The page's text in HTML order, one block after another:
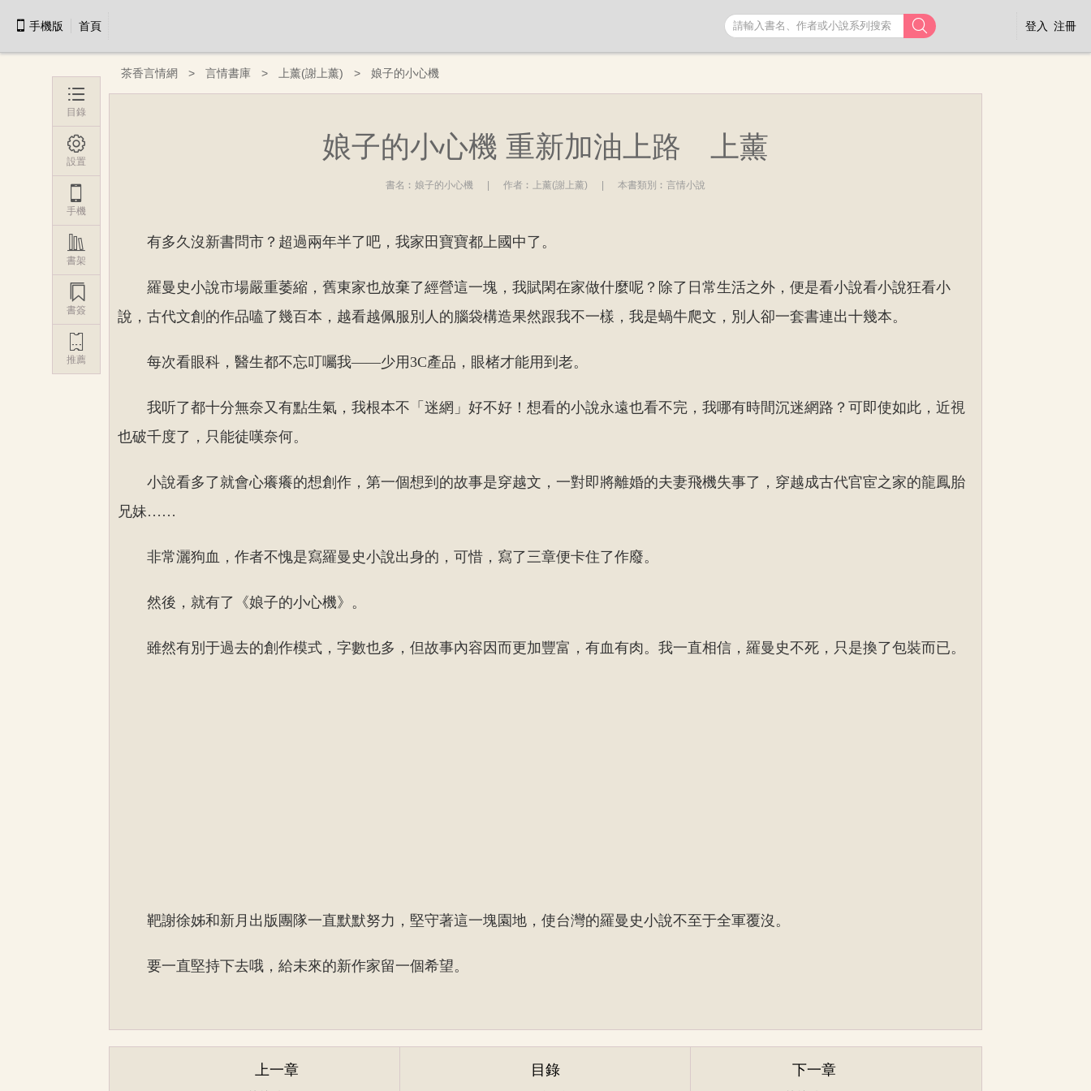
手機版 首頁 登入 注冊

茶香言情網 言情書庫 上薰(謝上薰) 娘子的小心機
娘子的小心機 重新加油上路 上薰
書名︰ 娘子的小心機 作者︰ 上薰(謝上薰) 本書類別︰ 言情小說
有多久沒新書問市？超過兩年半了吧，我家田寶寶都上國中了。
羅曼史小說市場嚴重萎縮，舊東家也放棄了經營這一塊，我賦閑在家做什麼呢？除了日常生活之外，便是看小說看小說狂看小
說，古代文創的作品嗑了幾百本，越看越佩服別人的腦袋構造果然跟我不一樣，我是蝸牛爬文，別人卻一套書連出十幾本。
每次看眼科，醫生都不忘叮囑我——少用3C產品，眼楮才能用到老。
我听了都十分無奈又有點生氣，我根本不「迷網」好不好！想看的小說永遠也看不完，我哪有時間沉迷網路？可即使如此，近視
也破千度了，只能徒嘆奈何。
小說看多了就會心癢癢的想創作，第一個想到的故事是穿越文，一對即將離婚的夫妻飛機失事了，穿越成古代官宦之家的龍鳳胎
兄妹……
非常灑狗血，作者不愧是寫羅曼史小說出身的，可惜，寫了三章便卡住了作廢。
然後，就有了《娘子的小心機》。
雖然有別于過去的創作模式，字數也多，但故事內容因而更加豐富，有血有肉。我一直相信，羅曼史不死，只是換了包裝而已。
靶謝徐姊和新月出版團隊一直默默努力，堅守著這一塊園地，使台灣的羅曼史小說不至于全軍覆沒。
要一直堅持下去哦，給未來的新作家留一個希望。
上一章 目錄 下一章

目錄

設置
手機

書架

書簽

推薦